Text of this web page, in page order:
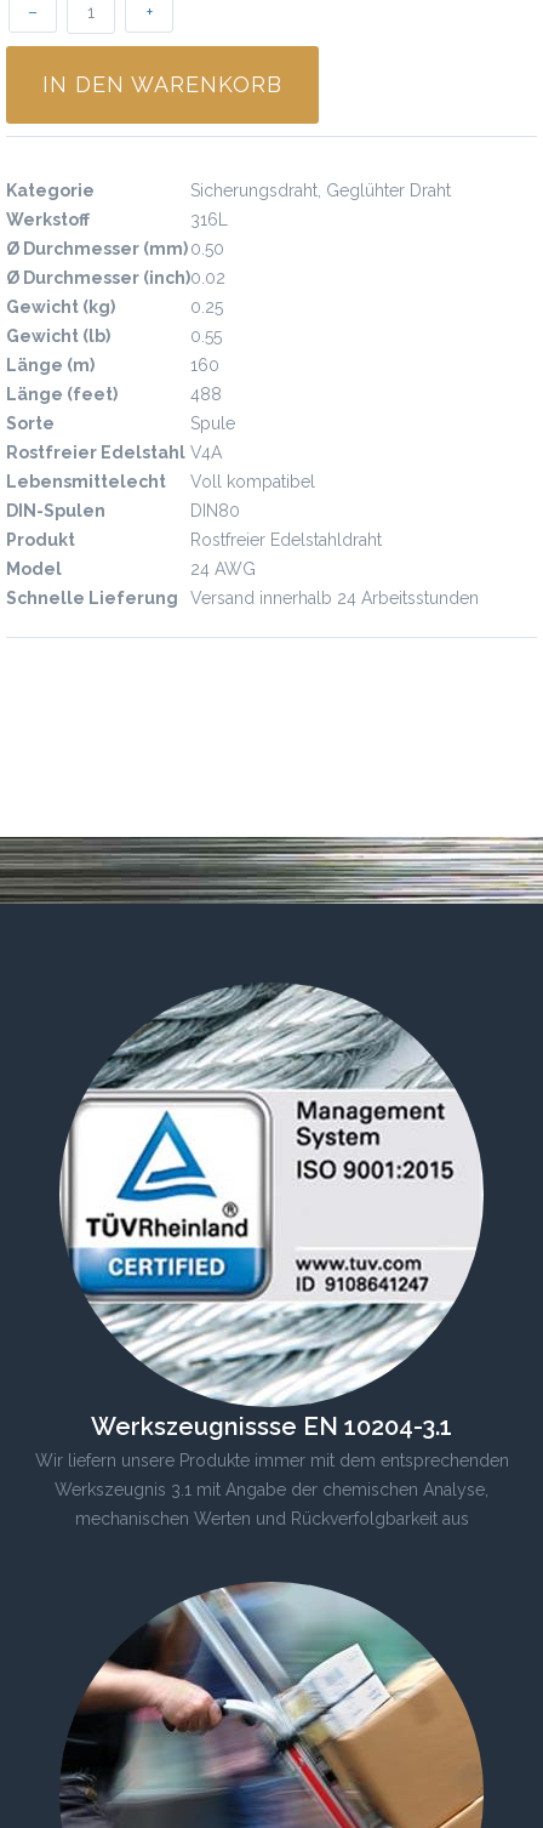
– +
IN DEN WARENKORB
Kategorie
Sicherungsdraht, Geglühter Draht
Werkstoff
316L
Ø Durchmesser (mm)0.50
Ø Durchmesser (inch)0.02
Gewicht (kg)
0.25
Gewicht (lb)
0.55
Länge (m)
160
Länge (feet)
488
Sorte
Spule
Rostfreier Edelstahl V4A
Lebensmittelecht
Voll kompatibel
DIN-Spulen
DIN80
Produkt
Rostfreier Edelstahldraht
Model
24 AWG
Schnelle Lieferung
Versand innerhalb 24 Arbeitsstunden
Werkszeugnissse EN 10204-3.1
Wir liefern unsere Produkte immer mit dem entsprechenden
Werkszeugnis 3.1 mit Angabe der chemischen Analyse,
mechanischen Werten und Rückverfolgbarkeit aus